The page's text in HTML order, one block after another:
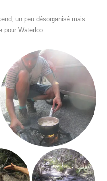
un peu désorganisé mais
pour Waterloo.